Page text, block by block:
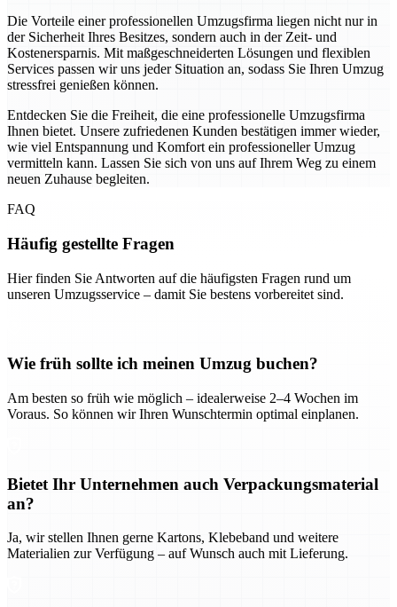
Die Vorteile einer professionellen Umzugsfirma liegen nicht nur in
der Sicherheit Ihres Besitzes, sondern auch in der Zeit- und
Kostenersparnis. Mit maßgeschneiderten Lösungen und flexiblen
Services passen wir uns jeder Situation an, sodass Sie Ihren Umzug
stressfrei genießen können.
Entdecken Sie die Freiheit, die eine professionelle Umzugsfirma
Ihnen bietet. Unsere zufriedenen Kunden bestätigen immer wieder,
wie viel Entspannung und Komfort ein professioneller Umzug
vermitteln kann. Lassen Sie sich von uns auf Ihrem Weg zu einem
neuen Zuhause begleiten.
FAQ
Häufig gestellte Fragen
Hier finden Sie Antworten auf die häufigsten Fragen rund um
unseren Umzugsservice – damit Sie bestens vorbereitet sind.
Wie früh sollte ich meinen Umzug buchen?
Am besten so früh wie möglich – idealerweise 2–4 Wochen im
Voraus. So können wir Ihren Wunschtermin optimal einplanen.
Bietet Ihr Unternehmen auch Verpackungsmaterial
an?
Ja, wir stellen Ihnen gerne Kartons, Klebeband und weitere
Materialien zur Verfügung – auf Wunsch auch mit Lieferung.